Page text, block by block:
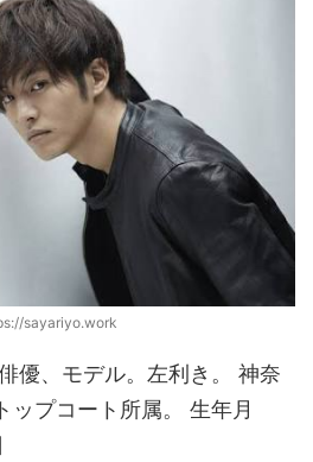
sayariyo.work
優、モデル。左利き。 神奈
ップコート所属。 生年月